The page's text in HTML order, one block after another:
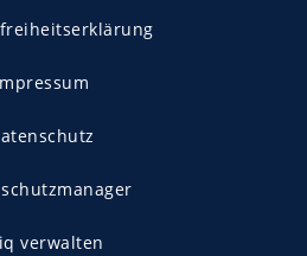
verwalten